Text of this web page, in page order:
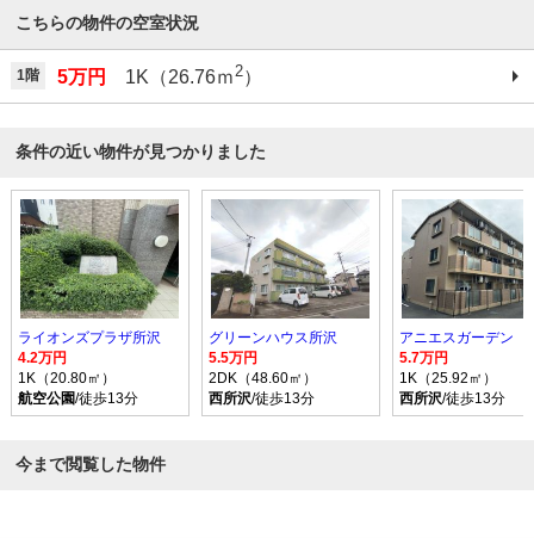
こちらの物件の空室状況
1階 5万円 1K（26.76ｍ2）
条件の近い物件が見つかりました
ライオンズプラザ所沢
4.2万円
1K（20.80㎡）
航空公園/徒歩13分
グリーンハウス所沢
5.5万円
2DK（48.60㎡）
西所沢/徒歩13分
アニエスガーデン
5.7万円
1K（25.92㎡）
西所沢/徒歩13分
今まで閲覧した物件